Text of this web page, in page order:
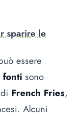
sparire le
essere
fonti sono
French Fries,
Alcuni